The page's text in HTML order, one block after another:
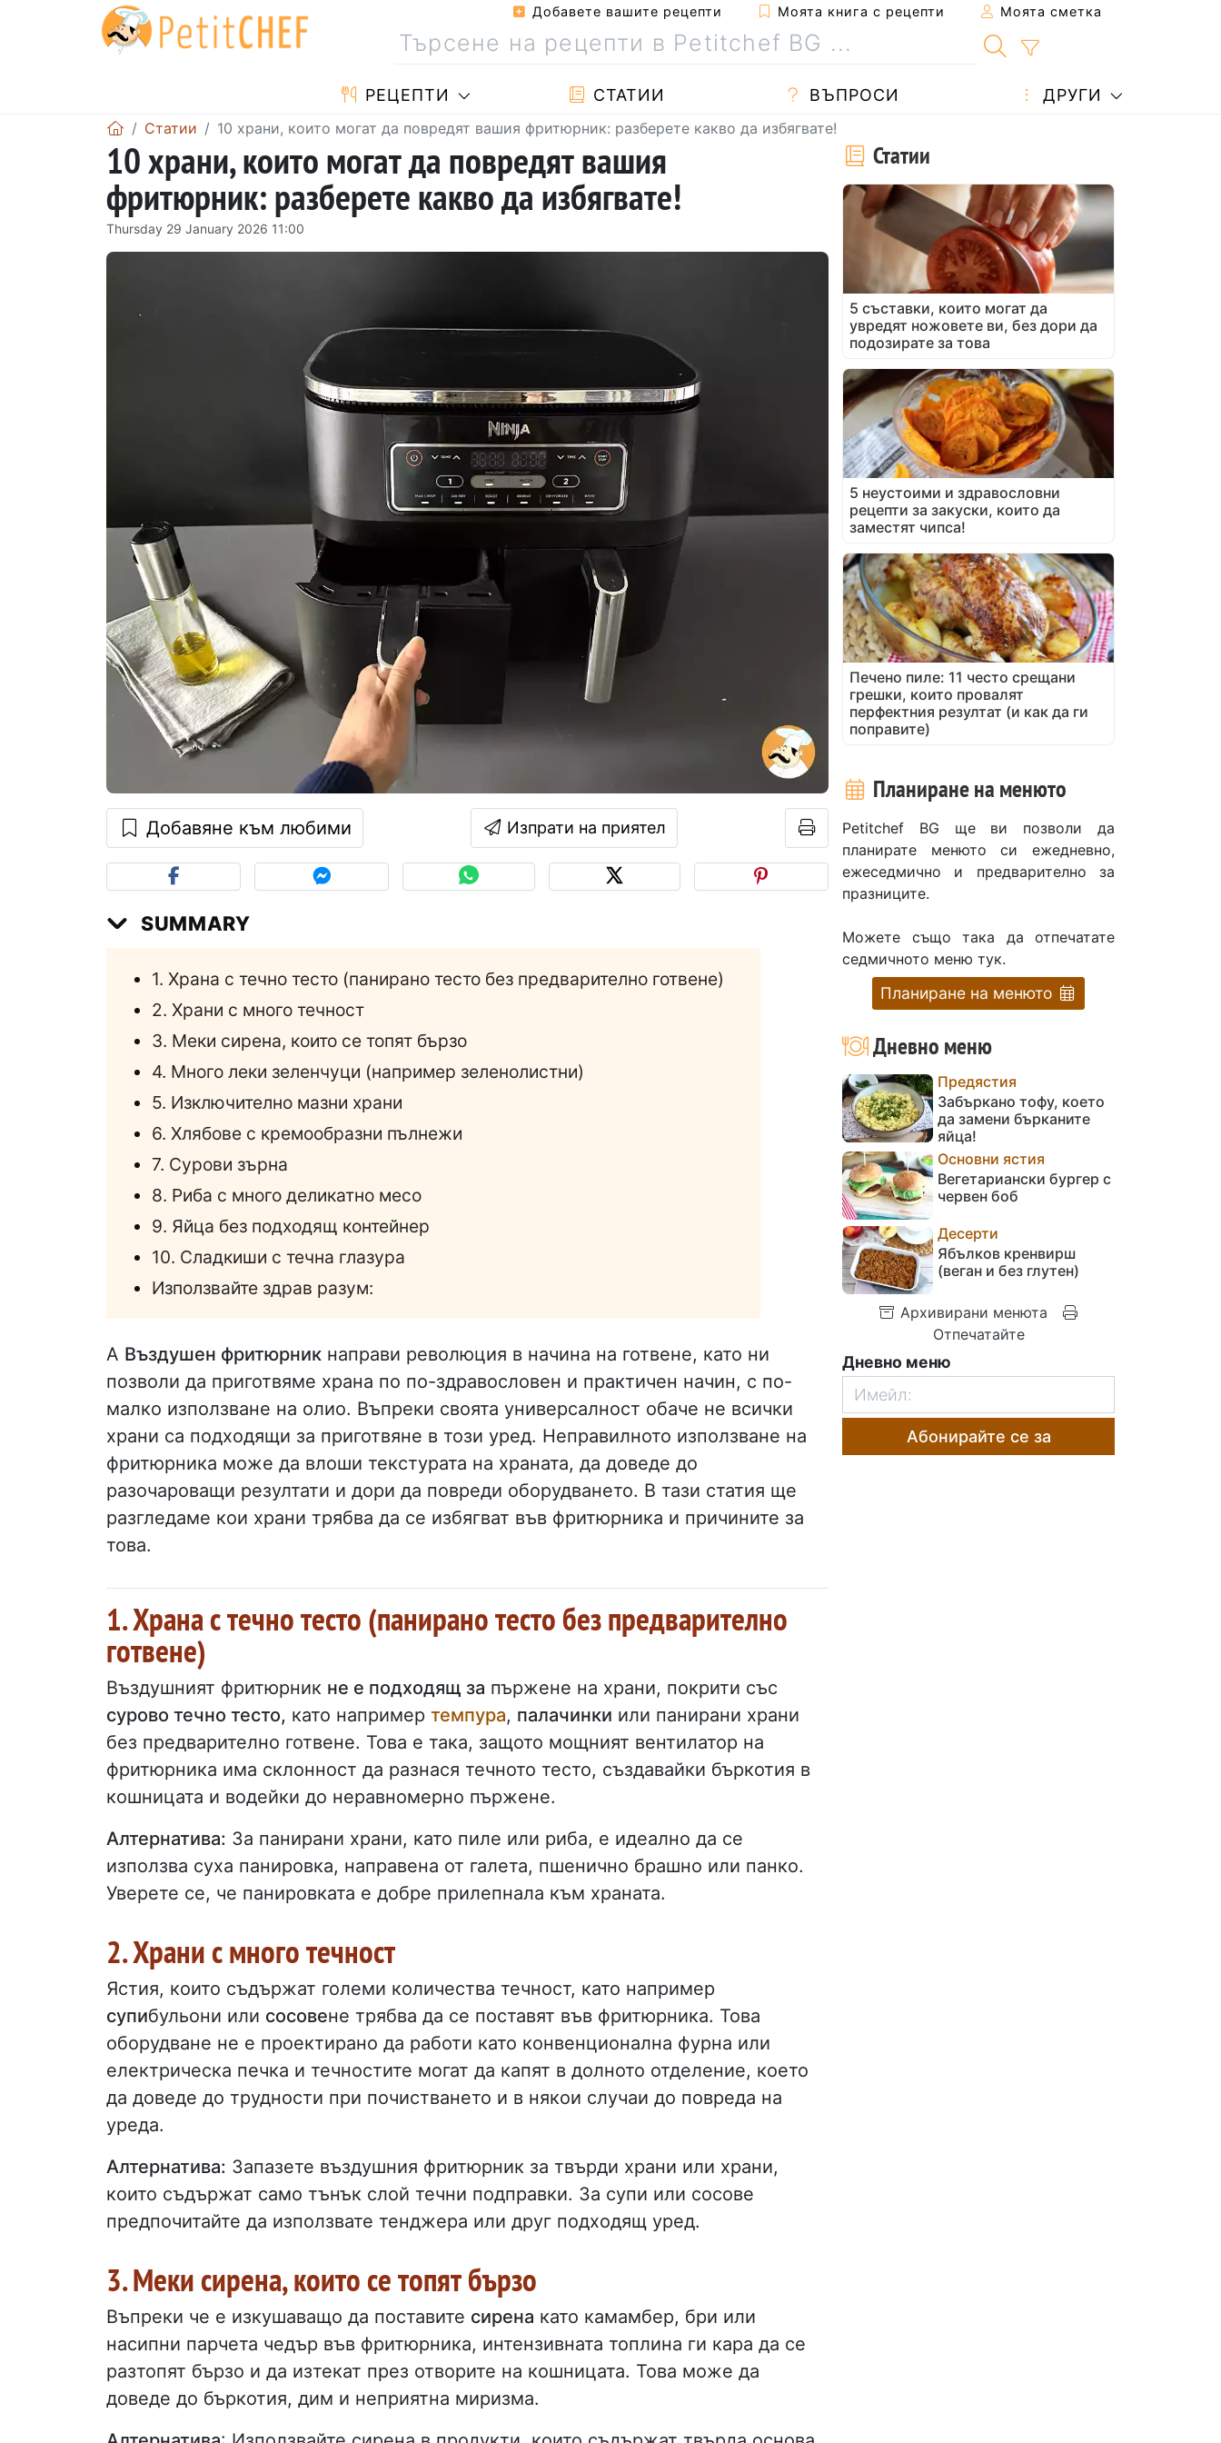
Добавете вашите рецепти Моята книга с рецепти Моята сметка
РЕЦЕПТИ СТАТИИ ВЪПРОСИ ДРУГИ
Статии 10 храни, които могат да повредят вашия фритюрник: разберете какво да избягвате!
10 храни, които могат да повредят вашия
фритюрник: разберете какво да избягвате!
Thursday 29 January 2026 11:00
Добавяне към любими Изпрати на приятел
SUMMARY
1. Храна с течно тесто (панирано тесто без предварително готвене)
2. Храни с много течност
3. Меки сирена, които се топят бързо
4. Много леки зеленчуци (например зеленолистни)
5. Изключително мазни храни
6. Хлябове с кремообразни пълнежи
7. Сурови зърна
8. Риба с много деликатно месо
9. Яйца без подходящ контейнер
10. Сладкиши с течна глазура
Използвайте здрав разум:
A Въздушен фритюрник направи революция в начина на готвене, като ни
позволи да приготвяме храна по по-здравословен и практичен начин, с по-
малко използване на олио. Въпреки своята универсалност обаче не всички
храни са подходящи за приготвяне в този уред. Неправилното използване на
фритюрника може да влоши текстурата на храната, да доведе до
разочароващи резултати и дори да повреди оборудването. В тази статия ще
разгледаме кои храни трябва да се избягват във фритюрника и причините за
това.
1. Храна с течно тесто (панирано тесто без предварително
готвене)
Въздушният фритюрник не е подходящ за пържене на храни, покрити със
сурово течно тесто, като например темпура, палачинки или панирани храни
без предварително готвене. Това е така, защото мощният вентилатор на
фритюрника има склонност да разнася течното тесто, създавайки бъркотия в
кошницата и водейки до неравномерно пържене.
Алтернатива: За панирани храни, като пиле или риба, е идеално да се
използва суха панировка, направена от галета, пшенично брашно или панко.
Уверете се, че панировката е добре прилепнала към храната.
2. Храни с много течност
Ястия, които съдържат големи количества течност, като например
супибульони или сосовене трябва да се поставят във фритюрника. Това
оборудване не е проектирано да работи като конвенционална фурна или
електрическа печка и течностите могат да капят в долното отделение, което
да доведе до трудности при почистването и в някои случаи до повреда на
уреда.
Алтернатива: Запазете въздушния фритюрник за твърди храни или храни,
които съдържат само тънък слой течни подправки. За супи или сосове
предпочитайте да използвате тенджера или друг подходящ уред.
3. Меки сирена, които се топят бързо
Въпреки че е изкушаващо да поставите сирена като камамбер, бри или
насипни парчета чедър във фритюрника, интензивната топлина ги кара да се
разтопят бързо и да изтекат през отворите на кошницата. Това може да
доведе до бъркотия, дим и неприятна миризма.
Статии
5 съставки, които могат да
увредят ножовете ви, без дори да
подозирате за това
5 неустоими и здравословни
рецепти за закуски, които да
заместят чипса!
Печено пиле: 11 често срещани
грешки, които провалят
перфектния резултат (и как да ги
поправите)
Планиране на менюто
Petitchef BG ще ви позволи да
планирате менюто си ежедневно,
ежеседмично и предварително за
празниците.
Можете също така да отпечатате
седмичното меню тук.
Планиране на менюто
Дневно меню
Предястия
Забъркано тофу, което
да замени бърканите
яйца!
Основни ястия
Вегетариански бургер с
червен боб
Десерти
Ябълков кренвирш
(веган и без глутен)
Архивирани менюта
Отпечатайте
Дневно меню
Абонирайте се за